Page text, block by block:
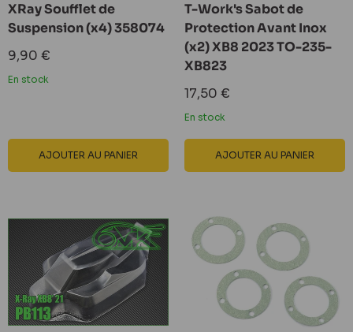
XRay Soufflet de
Suspension (x4) 358074
Prix
réduit
9,90 €
En stock
AJOUTER AU PANIER
T-Work's Sabot de
Protection Avant Inox
(x2) XB8 2023 TO-235-
XB823
Prix
réduit
17,50 €
En stock
AJOUTER AU PANIER